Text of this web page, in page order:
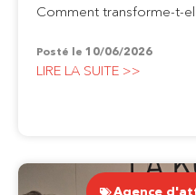
Comment transforme-t-
Posté le 10/06/2026
LIRE LA SUITE >>